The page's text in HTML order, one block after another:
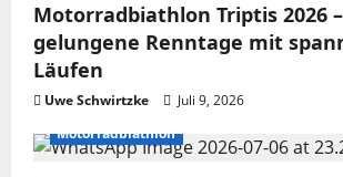
Motorradbiathlon Triptis 2026
gelungene Renntage mit
Läufen
Uwe Schwirtzke
Juli 9, 2026
Motorradbiathlon